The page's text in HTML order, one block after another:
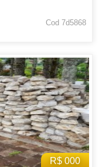
Cod 7d5868
R$ 000